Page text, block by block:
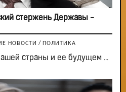
стержень Державы -
НОВОСТИ / ПОЛИТИКА
страны и ее будущем ...